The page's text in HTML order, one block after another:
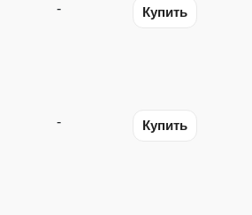
- Купить
- Купить